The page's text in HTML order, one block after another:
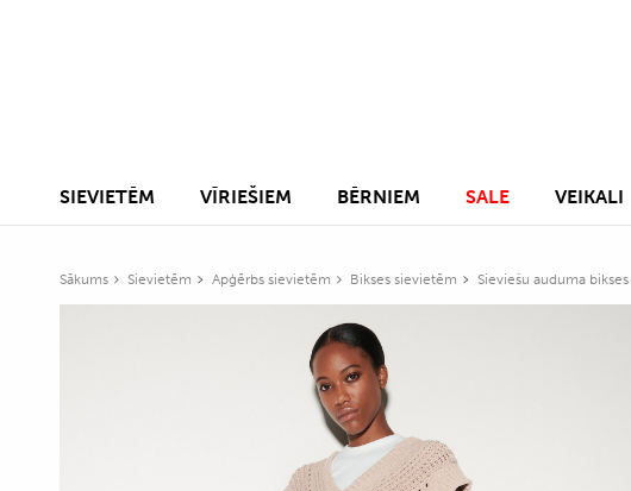
SIEVIETĒM VĪRIEŠIEM BĒRNIEM SALE VEIKALI
Sākums Sievietēm Apģērbs sievietēm Bikses sievietēm Sieviešu auduma bikses